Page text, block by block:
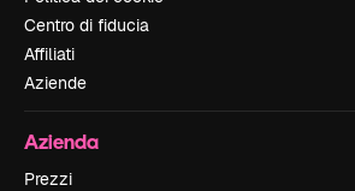
Centro di fiducia
Affiliati
Aziende
Azienda
Prezzi